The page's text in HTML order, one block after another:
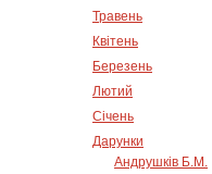
Травень
Квітень
Березень
Лютий
Січень
Дарунки
Андрушків Б.М.